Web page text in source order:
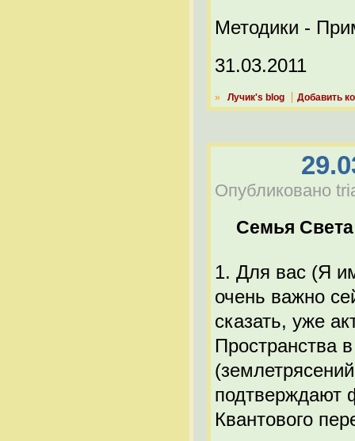
Методики -
31.03.2011
» Лучик's blog Добавить
Опубликовано
Семья Света
1. Для вас (Я
очень важно
сказать, уже
Пространства
подтверждают
Квантового